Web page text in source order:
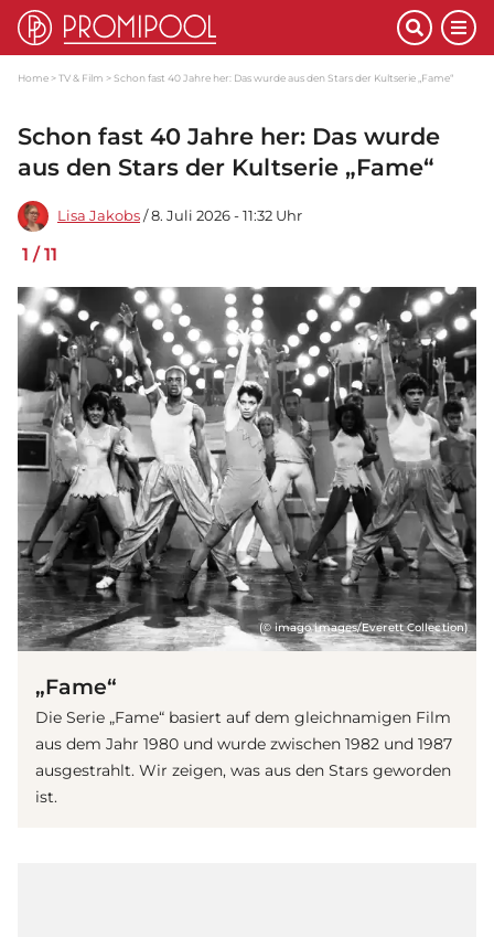
Home TV & Film Schon fast 40 Jahre her: Das wurde aus den Stars der Kultserie „Fame“
Schon fast 40 Jahre her: Das wurde
aus den Stars der Kultserie „Fame“
Lisa Jakobs / 8. Juli 2026 - 11:32 Uhr
1 /11
(© imago images/Everett Collection)
„Fame“
Die Serie „Fame“ basiert auf dem gleichnamigen Film
aus dem Jahr 1980 und wurde zwischen 1982 und 1987
ausgestrahlt. Wir zeigen, was aus den Stars geworden
ist.